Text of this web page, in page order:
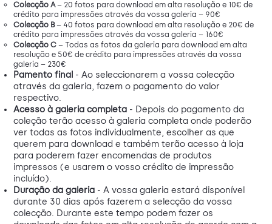
Colecção A– 20 fotos para download em alta resolução e 10€ de
crédito para impressões através da vossa galeria – 90€
Colecção B– 40 fotos para download em alta resolução e 20€ de
crédito para impressões através da vossa galeria – 160€
Colecção C – Todas as fotos da galeria para download em alta
resolução e 50€ de crédito para impressões através da vossa
galeria – 230€
Pamento final - Ao seleccionarem a vossa colecção
através da galeria, fazem o pagamento do valor
respectivo.
Acesso à galeria completa - Depois do pagamento da
coleção terão acesso à galeria completa onde poderão
ver todas as fotos individualmente, escolher as que
querem para download e também terão acesso à loja
para poderem fazer encomendas de produtos
impressos (e usarem o vosso crédito de impressão
incluído).
Duração da galeria - A vossa galeria estará disponível
durante 30 dias após fazerem a selecção da vossa
colecção. Durante este tempo podem fazer os